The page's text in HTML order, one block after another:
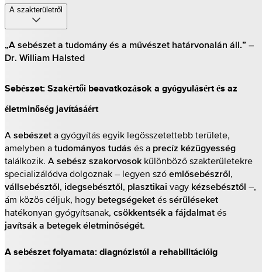
A szakterületről
„A sebészet a tudomány és a művészet határvonalán áll.” –
Dr. William Halsted
Sebészet: Szakértői beavatkozások a gyógyulásért és az
életminőség javításáért
A sebészet a gyógyítás egyik legösszetettebb területe,
amelyben a tudományos tudás és a precíz kézügyesség
találkozik. A sebész szakorvosok különböző szakterületekre
specializálódva dolgoznak – legyen szó emlősebészről ,
vállsebésztől , idegsebésztől , plasztikai vagy kézsebésztől –,
ám közös céljuk, hogy betegségeket és sérüléseket
hatékonyan gyógyítsanak, csökkentsék a fájdalmat és
javítsák a betegek életminőségét.
A sebészet folyamata: diagnózistól a rehabilitációig